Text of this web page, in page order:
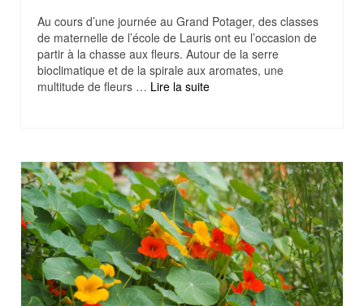
Au cours d’une journée au Grand Potager, des classes
de maternelle de l’école de Lauris ont eu l’occasion de
partir à la chasse aux fleurs. Autour de la serre
bioclimatique et de la spirale aux aromates, une
multitude de fleurs … Lire la suite